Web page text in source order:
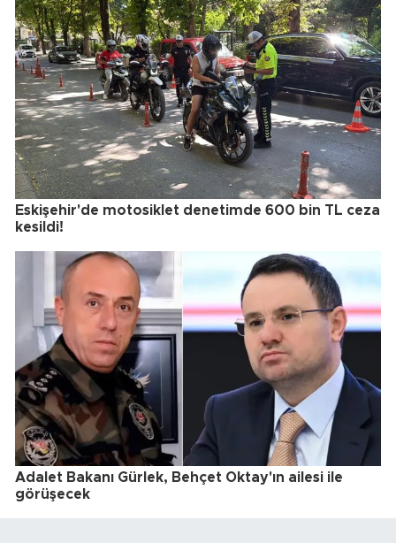
Eskişehir'de motosiklet denetimde 600 bin TL ceza
kesildi!
Adalet Bakanı Gürlek, Behçet Oktay'ın ailesi ile
görüşecek